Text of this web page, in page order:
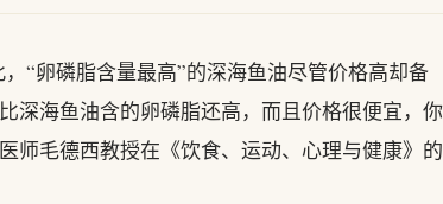
卵磷脂含量最高”的深海鱼油尽管价格高却备
深海鱼油含的卵磷脂还高，而且价格很便宜，你
师毛德西教授在《饮食、运动、心理与健康》的